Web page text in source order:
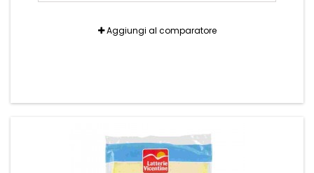
Aggiungi al comparatore